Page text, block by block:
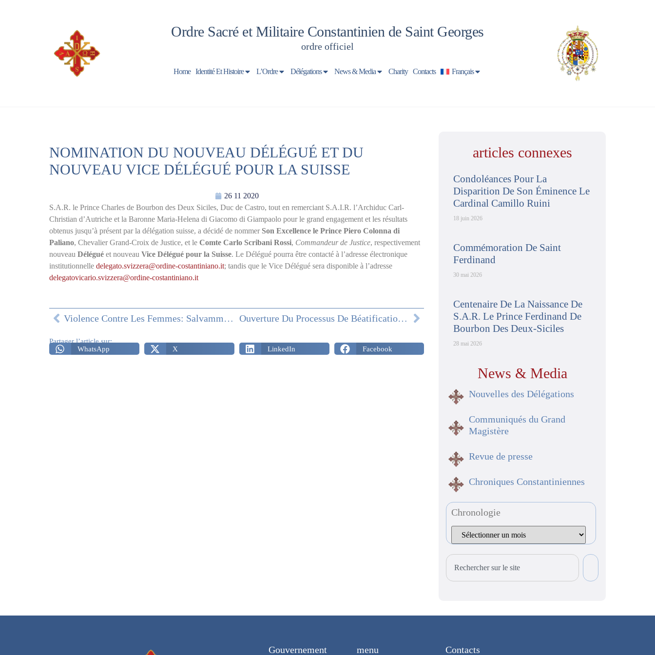
Ordre Sacré et Militaire Constantinien de Saint Georges
ordre officiel
Home Identité Et Histoire L’Ordre Délégations News & Media Charity Contacts Français
NOMINATION DU NOUVEAU DÉLÉGUÉ ET DU
NOUVEAU VICE DÉLÉGUÉ POUR LA SUISSE
26 11 2020
S.A.R. le Prince Charles de Bourbon des Deux Siciles, Duc de Castro, tout en remerciant S.A.I.R. l’Archiduc Carl-
Christian d’Autriche et la Baronne Maria-Helena di Giacomo di Giampaolo pour le grand engagement et les résultats
obtenus jusqu’à présent par la délégation suisse, a décidé de nommer Son Excellence le Prince Piero Colonna di
Paliano, Chevalier Grand-Croix de Justice, et le Comte Carlo Scribani Rossi, Commandeur de Justice, respectivement
nouveau Déléguéet nouveau Vice Délégué pour la Suisse. Le Délégué pourra être contacté à l’adresse électronique
institutionnelle delegato.svizzera@ordine-costantiniano.it; tandis que le Vice Délégué sera disponible à l’adresse
delegatovicario.svizzera@ordine-costantiniano.it
Violence Contre Les Femmes: Salvamme Lance L’application « Valigia Di Salvataggio » Avec S.A.R. La Princesse Camilla De Bourbon Des Deux Siciles Ouverture Du Processus De Béatification De François II De Bourbon Des Deux Siciles
Partager l’article sur:
WhatsApp
X LinkedIn Facebook
articles connexes
Condoléances Pour La
Disparition De Son Éminence Le
Cardinal Camillo Ruini
18 juin 2026
Commémoration De Saint
Ferdinand
30 mai 2026
Centenaire De La Naissance De
S.A.R. Le Prince Ferdinand De
Bourbon Des Deux-Siciles
28 mai 2026
News & Media
Nouvelles des Délégations
Communiqués du Grand
Magistère
Revue de presse
Chroniques Constantiniennes
Chronologie
Gouvernement menu Contacts